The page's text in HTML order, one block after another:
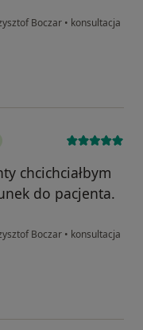
Boczar • konsultacja
chcichciałbym
do pacjenta.
Boczar • konsultacja